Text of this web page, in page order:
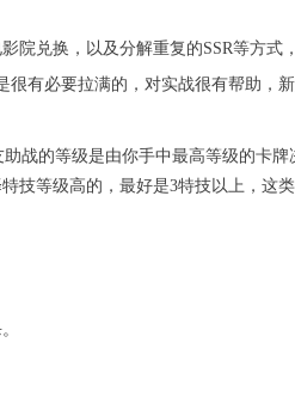
兑换，以及分解重复的SSR等方式
有必要拉满的，对实战很有帮助，新
战的等级是由你手中最高等级的卡
等级高的，最好是3特技以上，这